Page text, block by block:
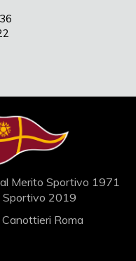
Merito Sportivo 1971
Sportivo 2019
Roma